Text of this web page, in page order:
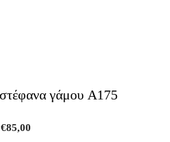
γάμου A175
€85,00